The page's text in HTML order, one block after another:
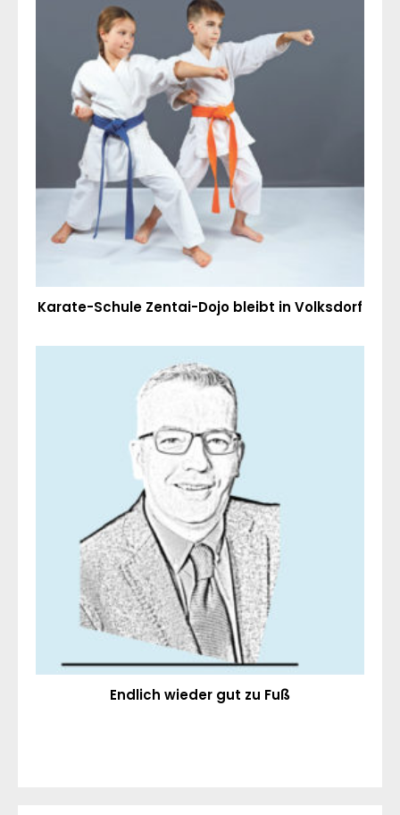
Karate-Schule Zentai-Dojo bleibt in Volksdorf
Endlich wieder gut zu Fuß